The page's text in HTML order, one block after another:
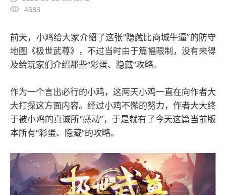
4383
前天，小鸡给大家介绍了这张“隐藏比商城牛逼”的防守
地图《极世武尊》，不过当时由于篇幅限制，没有来得
及给玩家们介绍那些“彩蛋、隐藏”攻略。
作为一个言出必行的小鸡，这两天小鸡一直在向作者大
大打探这方面内容。经过小鸡不懈的努力，作者大大终
于被小鸡的真诚所“感动”，于是就有了今天这篇当前版
本所有“彩蛋、隐藏”的攻略。